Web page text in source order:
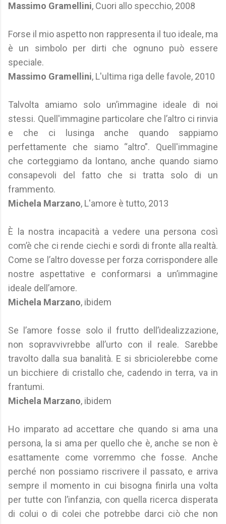
Massimo Gramellini, Cuori allo specchio, 2008
Forse il mio aspetto non rappresenta il tuo ideale, ma
è un simbolo per dirti che ognuno può essere
speciale.
Massimo Gramellini, L'ultima riga delle favole, 2010
Talvolta amiamo solo un’immagine ideale di noi
stessi. Quell'immagine particolare che l’altro ci rinvia
e che ci lusinga anche quando sappiamo
perfettamente che siamo “altro”. Quell'immagine
che corteggiamo da lontano, anche quando siamo
consapevoli del fatto che si tratta solo di un
frammento.
Michela Marzano, L'amore è tutto, 2013
È la nostra incapacità a vedere una persona così
com’è che ci rende ciechi e sordi di fronte alla realtà.
Come se l’altro dovesse per forza corrispondere alle
nostre aspettative e conformarsi a un’immagine
ideale dell’amore.
Michela Marzano, ibidem
Se l’amore fosse solo il frutto dell’idealizzazione,
non sopravvivrebbe all’urto con il reale. Sarebbe
travolto dalla sua banalità. E si sbriciolerebbe come
un bicchiere di cristallo che, cadendo in terra, va in
frantumi.
Michela Marzano, ibidem
Ho imparato ad accettare che quando si ama una
persona, la si ama per quello che è, anche se non è
esattamente come vorremmo che fosse. Anche
perché non possiamo riscrivere il passato, e arriva
sempre il momento in cui bisogna finirla una volta
per tutte con l’infanzia, con quella ricerca disperata
di colui o di colei che potrebbe darci ciò che non